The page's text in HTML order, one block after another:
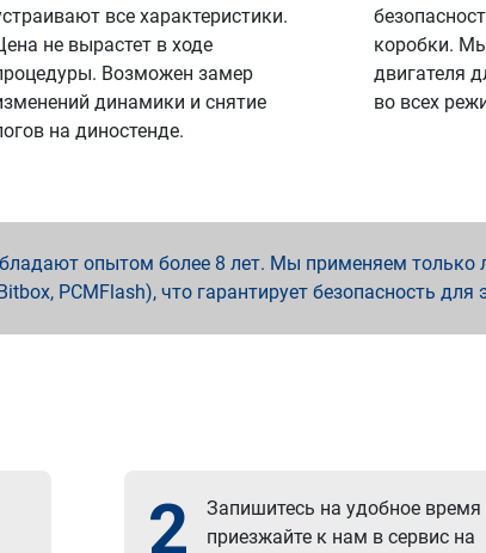
все характеристики.
не вырастет в ходе
Возможен замер
динамики и снятие
на диностенде.
коробки.
двигателя
во всех
опытом более 8 лет. Мы применяем только
PCMFlash), что гарантирует безопасность
2
Запишитесь на удобное время
приезжайте к нам в сервис на